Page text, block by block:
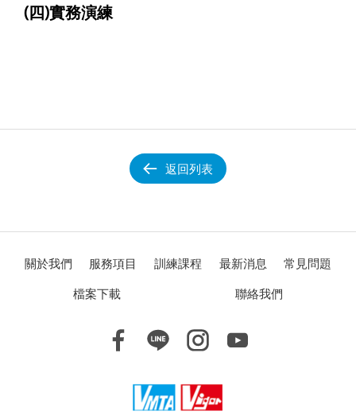
(四)實務演練
返回列表
關於我們 服務項目 訓練課程 最新消息
常見問題
檔案下載
聯絡我們